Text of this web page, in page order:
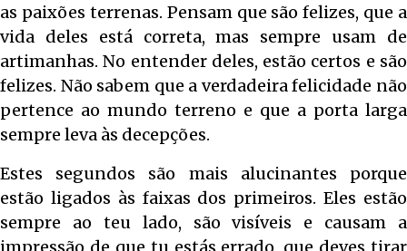
as paixões terrenas. Pensam que são felizes, que a
vida deles está correta, mas sempre usam de
artimanhas. No entender deles, estão certos e são
felizes. Não sabem que a verdadeira felicidade não
pertence ao mundo terreno e que a porta larga
sempre leva às decepções.
Estes segundos são mais alucinantes porque
estão ligados às faixas dos primeiros. Eles estão
sempre ao teu lado, são visíveis e causam a